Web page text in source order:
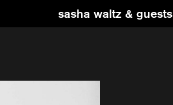
sasha waltz & guests